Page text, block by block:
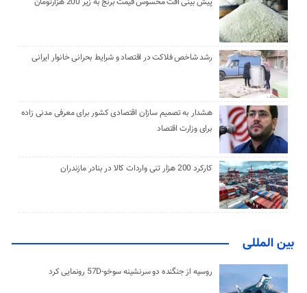
رشد شاخص فلاکت در اقتصاد و شرایط بحرانی خانوار ایرانی
هشدار به تصمیم سازان اقتصادی کشور برای معرفی مدنی زاده
برای وزارت اقتصاد
کارکرد 200 هزار تنی واردات کالا در بنادر مازندران
بین المللی
روسیه از جنگنده دو سرنشینه سوخو-57D رونمایی کرد